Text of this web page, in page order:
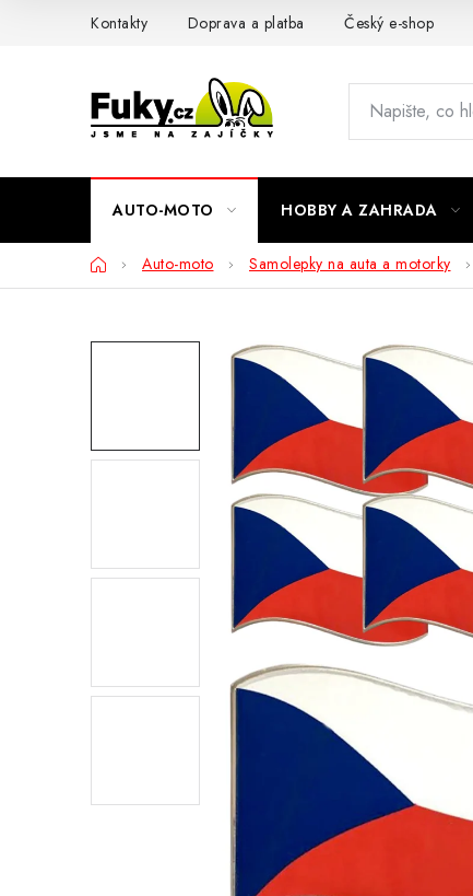
Kontakty Doprava a platba Český e-shop
AUTO-MOTO HOBBY A ZAHRADA
DomůAuto-moto Samolepky na auta a motorky